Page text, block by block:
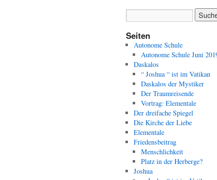
Seiten
Autonome Schule
Autonome Schule Juni
Daskalos
“ Joshua “ ist im Vatikan
Daskalos der Mystiker
Der Traumreisende
Vortrag: Elementale
Der dreifache Spiegel
Die Kirche der Liebe
Elementale
Friedensbeitrag
Menschlichkeit
Platz in der Herberge?
Joshua